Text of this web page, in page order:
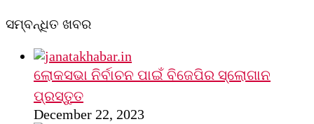
ସମ୍ବନ୍ଧିତ ଖବର
ଲୋକସଭା ନିର୍ବାଚନ ପାଇଁ ବିଜେପିର ସ୍ଲୋଗାନ
ପ୍ରସ୍ତୁତ
December 22, 2023